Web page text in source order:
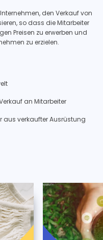
den Verkauf von
so dass die Mitarbeiter
Preisen zu erwerben und
zu erzielen.
an Mitarbeiter
aus verkaufter Ausrüstung